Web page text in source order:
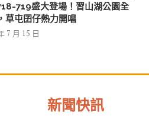
719盛大登場！習山湖公園全
草屯囝仔熱力開唱
7 月 15 日
新聞快訊